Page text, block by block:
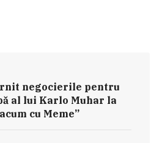
negocierile pentru
al lui Karlo Muhar la
cu Meme”